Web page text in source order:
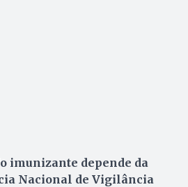
imunizante depende da
Nacional de Vigilância